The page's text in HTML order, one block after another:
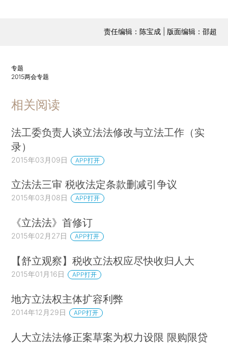
责任编辑：陈宝成 | 版面编辑：邵超
专题
2015两会专题
相关阅读
法工委负责人谈立法法修改与立法工作（实
录）
2015年03月09日 APP打开
立法法三审 税收法定条款删减引争议
2015年03月08日 APP打开
《立法法》首修订
2015年02月27日 APP打开
【舒立观察】税收立法权应尽快收归人大
2015年01月16日 APP打开
地方立法权主体扩容利弊
2014年12月29日 APP打开
人大立法法修正案草案为权力设限 限购限贷